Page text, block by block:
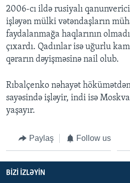
2006-cı ildə rusiyalı
işləyən mülki vətəndaşların
faydalanmağa haqlarının
çıxardı. Qadınlar isə uğurlu
qərarın dəyişməsinə nail olub.
Rıbalçenko nəhayət
sayəsində işləyir, indi isə
yaşayır.
Paylaş Follow us
BIZI IZLƏYIN